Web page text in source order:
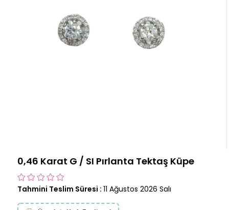
0,46 Karat G / SI Pırlanta Tektaş Küpe
Tahmini Teslim Süresi : 11 Ağustos 2026 Salı